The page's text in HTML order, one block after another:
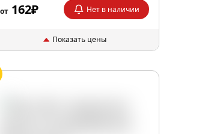
от162₽ Нет в наличии
Показать цены